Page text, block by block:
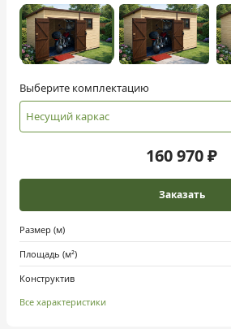
Выберите комплектацию
Несущий каркас
160 970 ₽
Заказать
Размер (м)
Площадь (м²)
Конструктив
Все характеристики